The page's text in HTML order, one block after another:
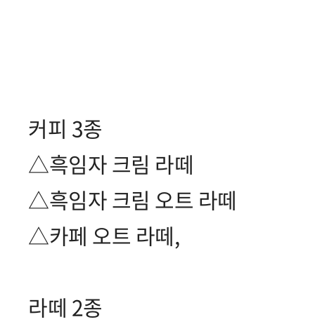
커피 3종
△흑임자 크림 라떼
△흑임자 크림 오트 라떼
△카페 오트 라떼,
라떼 2종